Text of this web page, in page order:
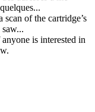
.
of the cartridge’s
is interested in